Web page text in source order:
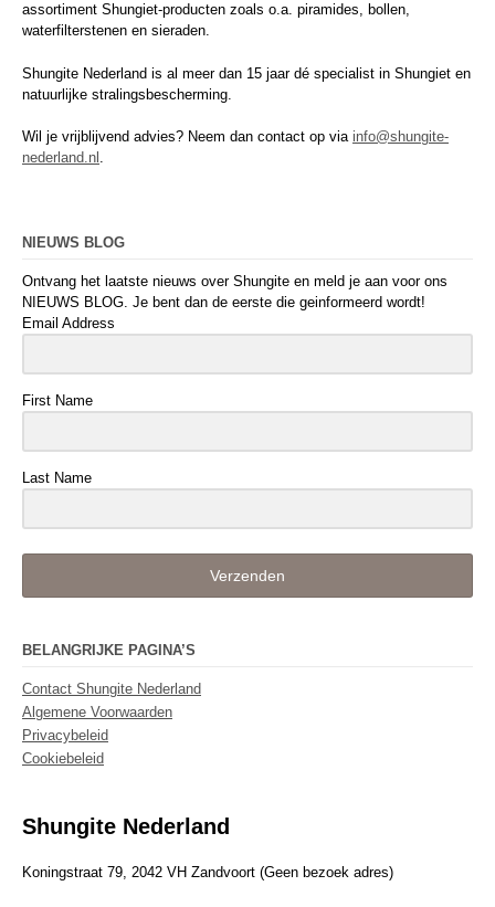
assortiment Shungiet-producten zoals o.a. piramides, bollen,
waterfilterstenen en sieraden.
Shungite Nederland is al meer dan 15 jaar dé specialist in Shungiet en
natuurlijke stralingsbescherming.
Wil je vrijblijvend advies? Neem dan contact op via info@shungite-
nederland.nl .
NIEUWS BLOG
Ontvang het laatste nieuws over Shungite en meld je aan voor ons
NIEUWS BLOG. Je bent dan de eerste die geinformeerd wordt!
Email Address
First Name
Last Name
Verzenden
BELANGRIJKE PAGINA’S
Contact Shungite Nederland
Algemene Voorwaarden
Privacybeleid
Cookiebeleid
Shungite Nederland
Koningstraat 79, 2042 VH Zandvoort (Geen bezoek adres)